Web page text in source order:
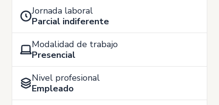
Jornada laboral
Parcial indiferente
Modalidad de trabajo
Presencial
Nivel profesional
Empleado